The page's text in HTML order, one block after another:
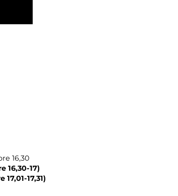
16,30
16,30-17)
17,01-17,31)